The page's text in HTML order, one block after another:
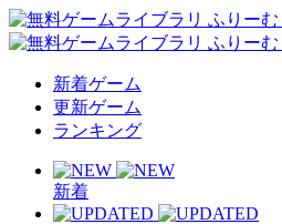
新着ゲーム
更新ゲーム
ランキング
新着